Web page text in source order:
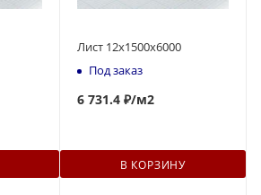
Лист 12х1500х6000
Под заказ
6 731.4 ₽/м2
В КОРЗИНУ